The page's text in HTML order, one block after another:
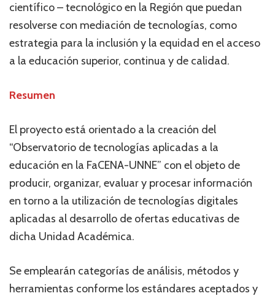
científico – tecnológico en la Región que puedan
resolverse con mediación de tecnologías, como
estrategia para la inclusión y la equidad en el acceso
a la educación superior, continua y de calidad.
Resumen
El proyecto está orientado a la creación del
“Observatorio de tecnologías aplicadas a la
educación en la FaCENA-UNNE” con el objeto de
producir, organizar, evaluar y procesar información
en torno a la utilización de tecnologías digitales
aplicadas al desarrollo de ofertas educativas de
dicha Unidad Académica.
Se emplearán categorías de análisis, métodos y
herramientas conforme los estándares aceptados y